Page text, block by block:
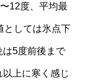
12度、平均最
としては氷点下
は5度前後まで
上に寒く感じ